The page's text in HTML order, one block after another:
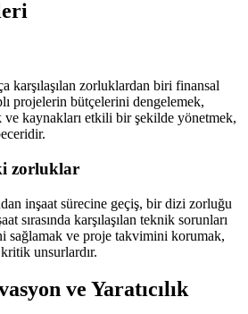
karşılaşılan zorluklardan biri finansal
projelerin bütçelerini dengelemek,
kaynakları etkili bir şekilde yönetmek,
zorluklar
inşaat sürecine geçiş, bir dizi zorluğu
sırasında karşılaşılan teknik sorunları
sağlamak ve proje takvimini korumak,
unsurlardır.
ve Yaratıcılık